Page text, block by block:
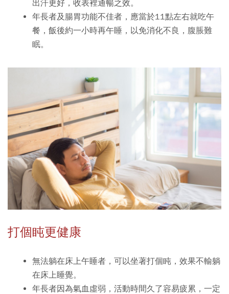
出汗更好，收表裡通暢之效。
年長者及腸胃功能不佳者，應當於11點左右就吃午
餐，飯後約一小時再午睡，以免消化不良，腹脹難
眠。
打個盹更健康
無法躺在床上午睡者，可以坐著打個盹，效果不輸躺
在床上睡覺。
年長者因為氣血虛弱，活動時間久了容易疲累，一定